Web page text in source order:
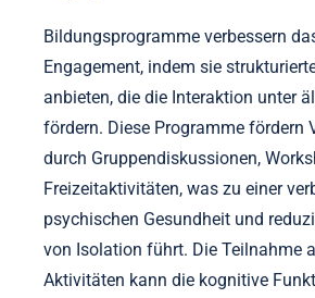
Bildungsprogramme verbessern
Engagement, indem sie
anbieten, die die Interaktion unter
fördern. Diese Programme fördern
durch Gruppendiskussionen,
Freizeitaktivitäten, was zu einer
psychischen Gesundheit und
von Isolation führt. Die Teilnahme
Aktivitäten kann die kognitive